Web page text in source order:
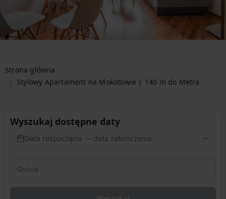
Strona główna
Stylowy Apartament na Mokotowie | 140 m do Metra
Wyszukaj dostępne daty
Data rozpoczęcia — data zakończenia